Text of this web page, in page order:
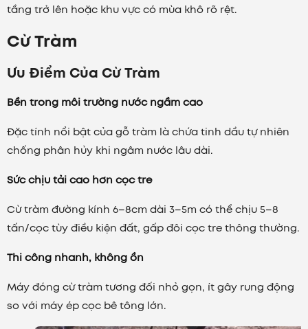
tầng trở lên hoặc khu vực có mùa khô rõ rệt.
Cừ Tràm
Ưu Điểm Của Cừ Tràm
Bền trong môi trường nước ngầm cao
Đặc tính nổi bật của gỗ tràm là chứa tinh dầu tự nhiên
chống phân hủy khi ngâm nước lâu dài.
Sức chịu tải cao hơn cọc tre
Cừ tràm đường kính 6–8cm dài 3–5m có thể chịu 5–8
tấn/cọc tùy điều kiện đất, gấp đôi cọc tre thông thường.
Thi công nhanh, không ồn
Máy đóng cừ tràm tương đối nhỏ gọn, ít gây rung động
so với máy ép cọc bê tông lớn.